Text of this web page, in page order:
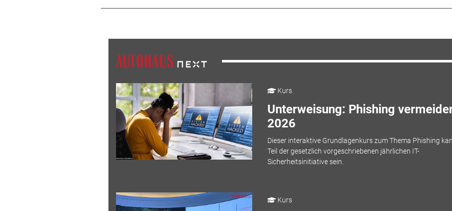
Kurs
Unterweisung: Phishing
2026
Dieser interaktive Grundlagenkurs zum Thema Phishing
Teil der gesetzlich vorgeschriebenen jährlichen IT-
Sicherheitsinitiative sein.
Kurs